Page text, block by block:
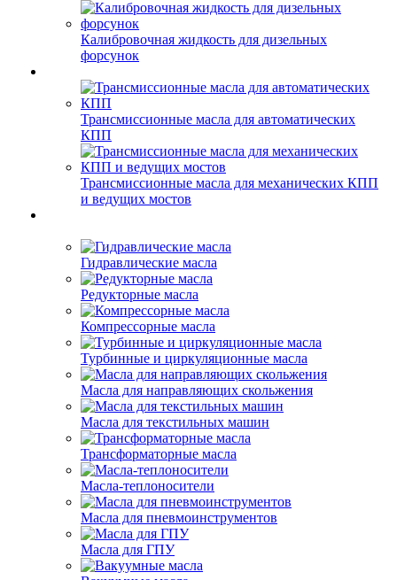
Калибровочная жидкость для дизельных
форсунок
Трансмиссионные масла для автоматических
КПП
Трансмиссионные масла для механических КПП
и ведущих мостов
Гидравлические масла
Редукторные масла
Компрессорные масла
Турбинные и циркуляционные масла
Масла для направляющих скольжения
Масла для текстильных машин
Трансформаторные масла
Масла-теплоносители
Масла для пневмоинструментов
Масла для ГПУ